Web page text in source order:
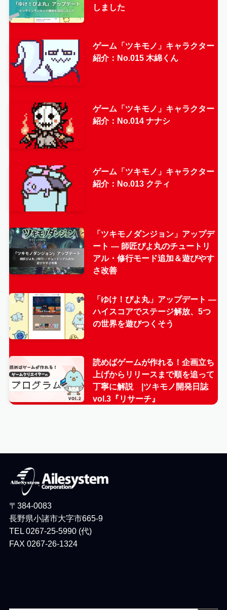
しました
ゲーム「ツキモノ」キャラクター
紹介：No.015 木綿くん
ゲーム「ツキモノ」キャラクター
紹介：No.014 ナナシ
ゲーム「ツキモノ」キャラクター
紹介：No.013 クティ
「ツキモノダンジョン」アップデ
ート — 師匠ぴよ丸のチュートリ
アル・修行モード追加＆遊びやす
さ改善
「ゆけ！ぴよ丸」アップデート —
ハイスコアでステージ解放、5つ
の世界を遊びつくそう
読めばゲームが作れる！企画立ち
上げからリリースまで順を追って
丁寧に解説 |ツキモノ開発日誌
vol.3『リサーチ』
〒384-0083
長野県小諸市大字市665-9
TEL 0267-25-5990 (代)
FAX 0267-26-1324